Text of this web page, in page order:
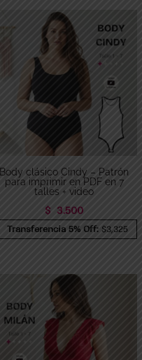
Body clásico Cindy – Patrón
para imprimir en PDF en 7
talles + video
$ 3.500
Transferencia 5% Off: $3,325